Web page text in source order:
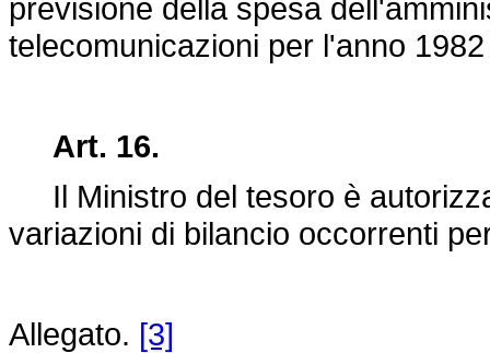
previsione della spesa
telecomunicazioni per l'anno
Art. 16.
Il Ministro del tesoro è
variazioni di bilancio occorrenti
Allegato. [3]